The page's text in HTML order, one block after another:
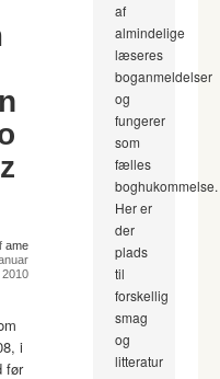
ame
2010
i
før
af
almindelige
læseres
boganmeldelser
og
fungerer
som
fælles
boghukommelse.
Her er
der
plads
til
forskellig
smag
og
litteratur